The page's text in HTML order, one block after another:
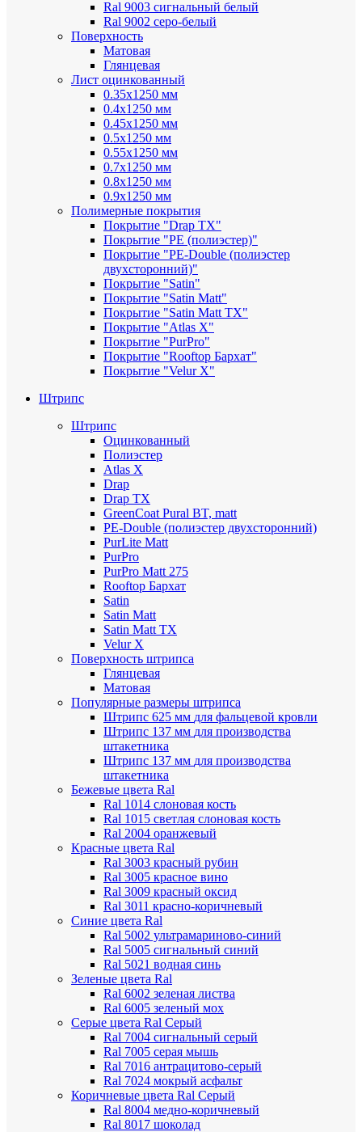
Ral 9003 сигнальный белый
Ral 9002 серо-белый
Поверхность
Матовая
Глянцевая
Лист оцинкованный
0.35х1250 мм
0.4х1250 мм
0.45х1250 мм
0.5х1250 мм
0.55х1250 мм
0.7х1250 мм
0.8х1250 мм
0.9х1250 мм
Полимерные покрытия
Покрытие "Drap TX"
Покрытие "PE (полиэстер)"
Покрытие "PE-Double (полиэстер
двухсторонний)"
Покрытие "Satin"
Покрытие "Satin Мatt"
Покрытие "Satin Matt TX"
Покрытие "Atlas X"
Покрытие "PurPro"
Покрытие "Rooftop Бархат"
Покрытие "Velur X"
Штрипс
Штрипс
Оцинкованный
Полиэстер
Atlas X
Drap
Drap TX
GreenCoat Pural BT, matt
PE-Double (полиэстер двухсторонний)
PurLite Мatt
PurPro
PurPro Matt 275
Rooftop Бархат
Satin
Satin Мatt
Satin Matt TX
Velur X
Поверхность штрипса
Глянцевая
Матовая
Популярные размеры штрипса
Штрипс 625 мм для фальцевой кровли
Штрипс 137 мм для производства
штакетника
Штрипс 137 мм для производства
штакетника
Бежевые цвета Ral
Ral 1014 слоновая кость
Ral 1015 светлая слоновая кость
Ral 2004 оранжевый
Красные цвета Ral
Ral 3003 красный рубин
Ral 3005 красное вино
Ral 3009 красный оксид
Ral 3011 красно-коричневый
Синие цвета Ral
Ral 5002 ультрамариново-синий
Ral 5005 сигнальный синий
Ral 5021 водная синь
Зеленые цвета Ral
Ral 6002 зеленая листва
Ral 6005 зеленый мох
Серые цвета Ral Серый
Ral 7004 сигнальный серый
Ral 7005 серая мышь
Ral 7016 антрацитово-серый
Ral 7024 мокрый асфальт
Коричневые цвета Ral Серый
Ral 8004 медно-коричневый
Ral 8017 шоколад